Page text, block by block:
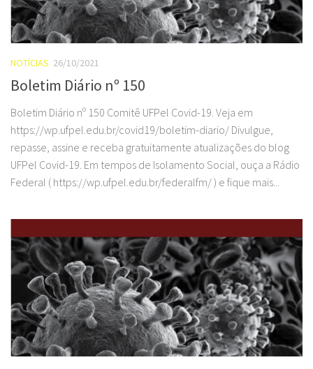
NOTÍCIAS 26/10/2021
Boletim Diário nº 150
Boletim Diário nº 150 Comitê UFPel Covid-19. Veja em
https://wp.ufpel.edu.br/covid19/boletim-diario/ Divulgue,
repasse, assine e receba gratuitamente atualizações do blog
UFPel Covid-19. Em tempos de Isolamento Social, ouça a Rádio
Federal ( https://wp.ufpel.edu.br/federalfm/ ) e fique mais...